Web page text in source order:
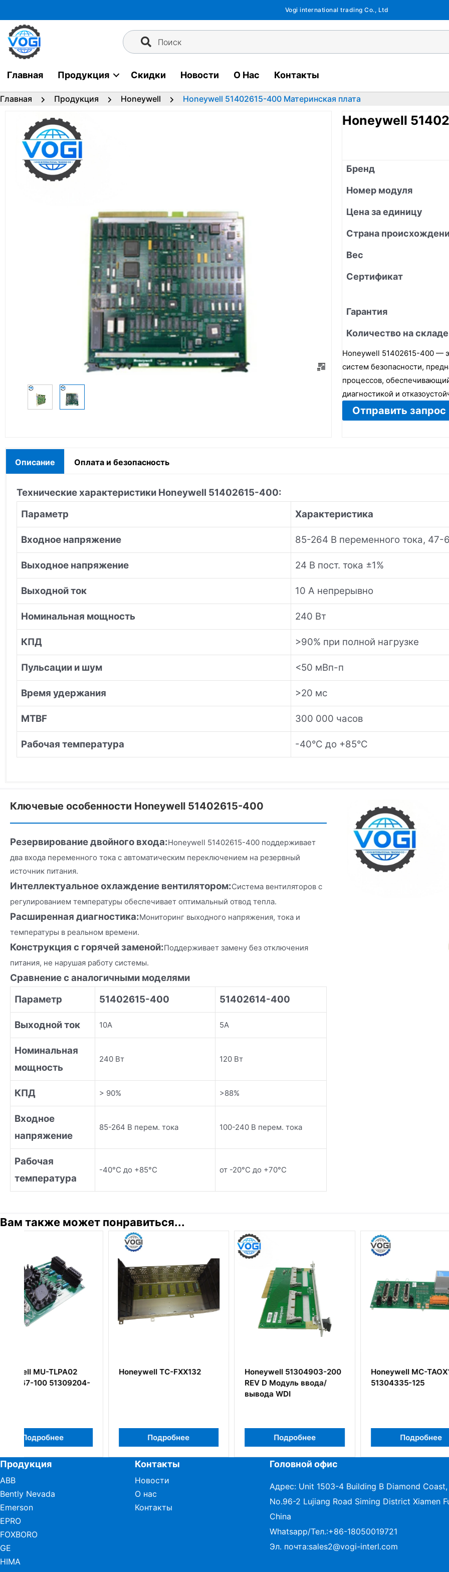
к
содержимому
Vogi international trading Co., Ltd
Поиск
Главная Продукция Скидки Новости О Нас Контакты
Главная Продукция Honeywell Honeywell 51402615-400 Материнская плата
Honeywell
Бренд
Номер модуля
Цена за единицу
Страна
Вес
Сертификат
Гарантия
Количество на складе
Honeywell 51402615-400 —
систем безопасности,
процессов,
диагностикой и
Отправить запрос
Описание Оплата и безопасность
Технические характеристики Honeywell 51402615-400:
Параметр
Характеристика
Входное напряжение 85-264 В переменного тока, 47-
Выходное напряжение 24 В пост. тока ±1%
Выходной ток 10 А непрерывно
Номинальная мощность 240 Вт
КПД >90% при полной нагрузке
Пульсации и шум <50 мВп-п
Время удержания >20 мс
MTBF 300 000 часов
Рабочая температура -40°C до +85°C
Ключевые особенности Honeywell 51402615-400
Резервирование двойного входа:Honeywell 51402615-400 поддерживает
два входа переменного тока с автоматическим переключением на резервный
источник питания.
Интеллектуальное охлаждение вентилятором:Система вентиляторов с
регулированием температуры обеспечивает оптимальный отвод тепла.
Расширенная диагностика:Мониторинг выходного напряжения, тока и
температуры в реальном времени.
Конструкция с горячей заменой:Поддерживает замену без отключения
питания, не нарушая работу системы.
Сравнение с аналогичными моделями
Параметр
51402615-400 51402614-400
Выходной ток 10А 5А
Номинальная
мощность
240 Вт 120 Вт
КПД > 90% >88%
Входное
напряжение
85-264 В перем. тока 100-240 В перем. тока
Рабочая
температура
-40°C до +85°C от -20°C до +70°C
Вам также может понравиться...
Honeywell TC-FXX132
Подробнее
Honeywell 51304903-200
Honeywell MC-TAOX12
51304335-125
Продукция
ABB
Bently Nevada
Emerson
EPRO
FOXBORO
GE
HIMA
Контакты
Новости
О нас
Контакты
Головной офис
Адрес: Unit 1503-4 Building B Diamond Coast,
No.96-2 Lujiang Road Siming District Xiamen
China
Whatsapp/Тел.:+86-18050019721
Эл. почта:sales2@vogi-interl.com